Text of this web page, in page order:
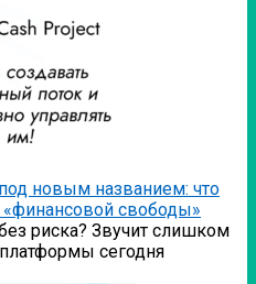
новым названием: что
свободы»
риска? Звучит слишком
сегодня